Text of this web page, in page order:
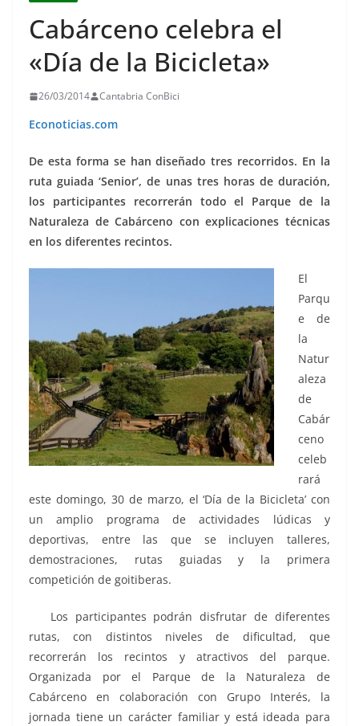
Cabárceno celebra el
«Día de la Bicicleta»
26/03/2014 Cantabria ConBici
Econoticias.com
De esta forma se han diseñado tres recorridos. En la
ruta guiada ‘Senior’, de unas tres horas de duración,
los participantes recorrerán todo el Parque de la
Naturaleza de Cabárceno con explicaciones técnicas
en los diferentes recintos.
El
Parqu
e de
la
Natur
aleza
de
Cabár
ceno
celeb
rará
este domingo, 30 de marzo, el ‘Día de la Bicicleta’ con
un amplio programa de actividades lúdicas y
deportivas, entre las que se incluyen talleres,
demostraciones, rutas guiadas y la primera
competición de goitiberas.
Los participantes podrán disfrutar de diferentes
rutas, con distintos niveles de dificultad, que
recorrerán los recintos y atractivos del parque.
Organizada por el Parque de la Naturaleza de
Cabárceno en colaboración con Grupo Interés, la
jornada tiene un carácter familiar y está ideada para